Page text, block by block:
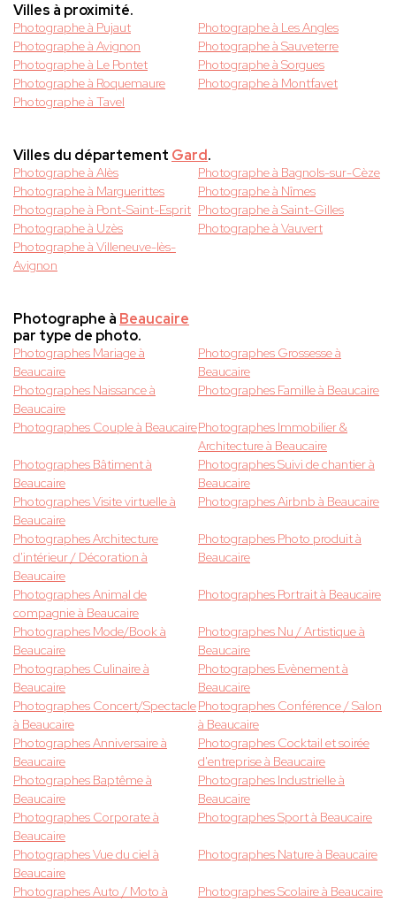
Villes à proximité.
Photographe à Pujaut
Photographe à Les Angles
Photographe à Avignon
Photographe à Sauveterre
Photographe à Le Pontet
Photographe à Sorgues
Photographe à Roquemaure
Photographe à Montfavet
Photographe à Tavel
Villes du département Gard.
Photographe à Alès
Photographe à Bagnols-sur-Cèze
Photographe à Marguerittes
Photographe à Nîmes
Photographe à Pont-Saint-Esprit Photographe à Saint-Gilles
Photographe à Uzès
Photographe à Vauvert
Photographe à Villeneuve-lès-
Avignon
Photographe à Beaucaire
par type de photo.
Photographes Mariage à
Beaucaire
Photographes Grossesse à
Beaucaire
Photographes Naissance à
Beaucaire
Photographes Famille à Beaucaire
Photographes Couple à BeaucairePhotographes Immobilier &
Architecture à Beaucaire
Photographes Bâtiment à
Beaucaire
Photographes Suivi de chantier à
Beaucaire
Photographes Visite virtuelle à
Beaucaire
Photographes Airbnb à Beaucaire
Photographes Architecture
d'intérieur / Décoration à
Beaucaire
Photographes Photo produit à
Beaucaire
Photographes Animal de
compagnie à Beaucaire
Photographes Portrait à Beaucaire
Photographes Mode/Book à
Beaucaire
Photographes Nu / Artistique à
Beaucaire
Photographes Culinaire à
Beaucaire
Photographes Evènement à
Beaucaire
Photographes Concert/Spectacle
à Beaucaire
Photographes Conférence / Salon
à Beaucaire
Photographes Anniversaire à
Beaucaire
Photographes Cocktail et soirée
d'entreprise à Beaucaire
Photographes Baptême à
Beaucaire
Photographes Industrielle à
Beaucaire
Photographes Corporate à
Beaucaire
Photographes Sport à Beaucaire
Photographes Vue du ciel à
Beaucaire
Photographes Nature à Beaucaire
Photographes Auto / Moto à Photographes Scolaire à Beaucaire